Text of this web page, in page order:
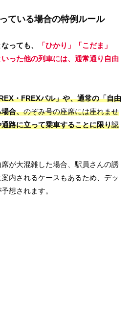
ている場合の特例ルール
っても、
「ひかり」「こだま」
いった他の列車には、通常通り自由
・FREXパル」や、通常の「自由
合、のぞみ号の座席には座れませ
路に立って乗車することに限り認
が大混雑した場合、駅員さんの誘
内されるケースもあるため、デッ
想されます。